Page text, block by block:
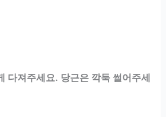
다져주세요. 당근은 깍둑 썰어주세